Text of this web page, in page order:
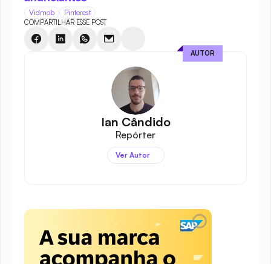
Vidmob Pinterest
COMPARTILHAR ESSE POST
Ian Cândido
Repórter
Ver Autor
AUTOR